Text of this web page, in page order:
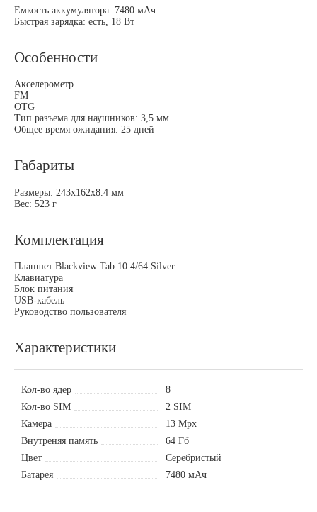
Емкость аккумулятора: 7480 мАч
Быстрая зарядка: есть, 18 Вт
Особенности
Акселерометр
FM
OTG
Тип разъема для наушников: 3,5 мм
Общее время ожидания: 25 дней
Габариты
Размеры: 243x162x8.4 мм
Вес: 523 г
Комплектация
Планшет Blackview Tab 10 4/64 Silver
Клавиатура
Блок питания
USB-кабель
Руководство пользователя
Характеристики
Кол-во ядер
8
Кол-во SIM
2 SIM
Камера
13 Mpx
Внутреняя память
64 Гб
Цвет
Серебристый
Батарея
7480 мАч